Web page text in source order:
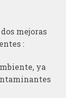
mejoras
:
ya